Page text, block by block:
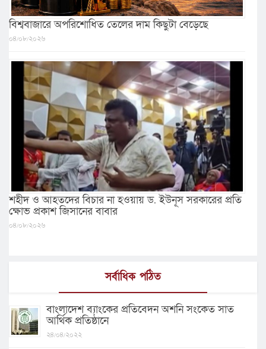
বিশ্ববাজারে অপরিশোধিত তেলের দাম কিছুটা বেড়েছে
০৪/০৮/২০২৬
শহীদ ও আহতদের বিচার না হওয়ায় ড. ইউনূস সরকারের প্রতি
ক্ষোভ প্রকাশ জিসানের বাবার
০৪/০৮/২০২৬
সর্বাধিক পঠিত
বাংলাদেশ ব্যাংকের প্রতিবেদন অশনি সংকেত সাত
আর্থিক প্রতিষ্ঠানে
২৪/০৪/২০২২